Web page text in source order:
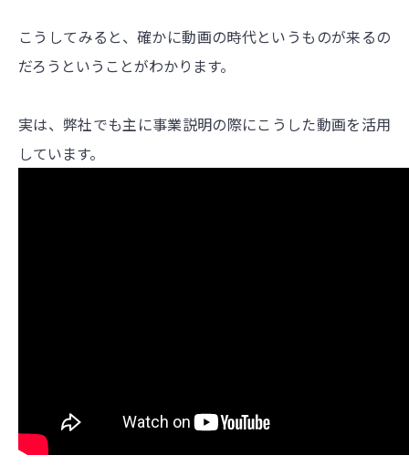
こうしてみると、確かに動画の時代というものが来るの
だろうということがわかります。
実は、弊社でも主に事業説明の際にこうした動画を活用
しています。